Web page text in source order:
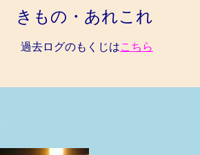
きもの・あれこれ
過去ログのもくじはこちら